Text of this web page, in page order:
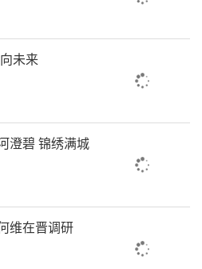
水生植物600万平方米，
季常绿’的景观效
绿化科副科长赵佳告
境还引来了天鹅、白
类在这里迁徙或栖息，不
的美好画卷，对保护物
作用。
，太原更是努力向全域
已构建起“远郊+近郊
未来
澄碧 锦绣满城
维在晋调研